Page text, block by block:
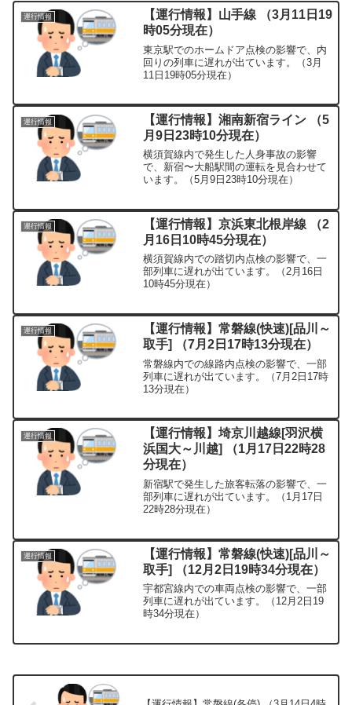
運行情報
【運行情報】山手線 （3月11日19
時05分現在）
東京駅でのホームドア点検の影響で、内
回りの列車に遅れが出ています。（3月
11日19時05分現在）
運行情報
【運行情報】湘南新宿ライン （5
月9日23時10分現在）
横須賀線内で発生した人身事故の影響
で、新宿〜大船駅間の運転を見合わせて
います。（5月9日23時10分現在）
運行情報
【運行情報】京浜東北根岸線 （2
月16日10時45分現在）
横須賀線内での踏切内点検の影響で、一
部列車に遅れが出ています。（2月16日
10時45分現在）
運行情報
【運行情報】常磐線(快速)[品川～
取手] （7月2日17時13分現在）
常磐線内での線路内点検の影響で、一部
列車に遅れが出ています。（7月2日17時
13分現在）
運行情報
【運行情報】埼京川越線[羽沢横
浜国大～川越] （1月17日22時28
分現在）
新宿駅で発生した旅客転落の影響で、一
部列車に遅れが出ています。（1月17日
22時28分現在）
運行情報
【運行情報】常磐線(快速)[品川～
取手] （12月2日19時34分現在）
宇都宮線内での車両点検の影響で、一部
列車に遅れが出ています。（12月2日19
時34分現在）